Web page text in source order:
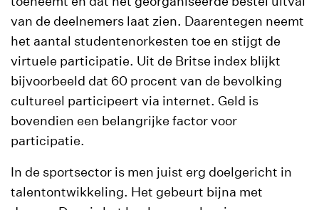
van de deelnemers laat zien. Daarentegen neemt
het aantal studentenorkesten toe en stijgt de
virtuele participatie. Uit de Britse index blijkt
bijvoorbeeld dat 60 procent van de bevolking
cultureel participeert via internet. Geld is
bovendien een belangrijke factor voor
participatie.
In de sportsector is men juist erg doelgericht in
talentontwikkeling. Het gebeurt bijna met